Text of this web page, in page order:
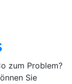
zum Problem?
Sie